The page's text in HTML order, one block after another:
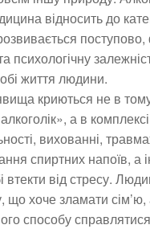
відносить до
психологічну
життя людини.
криються не в
а в
вихованні,
спиртних напоїв, а
втекти від стресу.
що хоче зламати
способу